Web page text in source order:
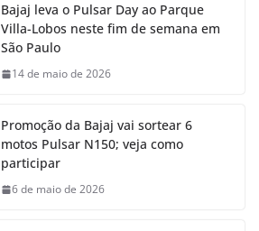
Bajaj leva o Pulsar Day ao Parque
Villa-Lobos neste fim de semana em
São Paulo
14 de maio de 2026
Promoção da Bajaj vai sortear 6
motos Pulsar N150; veja como
participar
6 de maio de 2026